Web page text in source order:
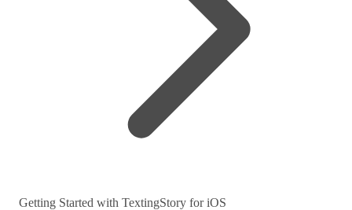
Getting Started with TextingStory for iOS